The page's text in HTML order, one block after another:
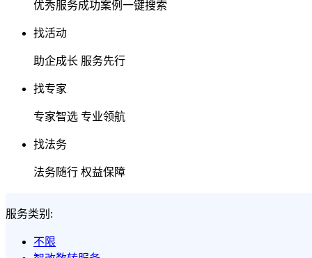
优秀服务成功案例一键搜索
找活动
助企成长 服务先行
找专家
专家智选 专业领航
找法务
法务随行 权益保障
服务类别:
不限